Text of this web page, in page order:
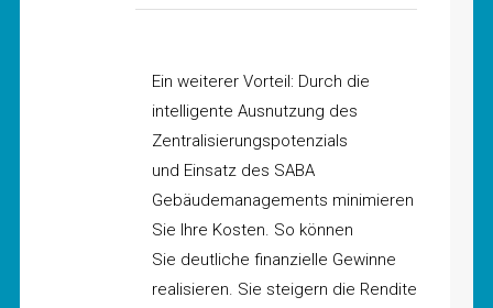
Ein weiterer Vorteil: Durch die
intelligente Ausnutzung des
Zentralisierungspotenzials
und Einsatz des SABA
Gebäudemanagements minimieren
Sie Ihre Kosten. So können
Sie deutliche finanzielle Gewinne
realisieren. Sie steigern die Rendite